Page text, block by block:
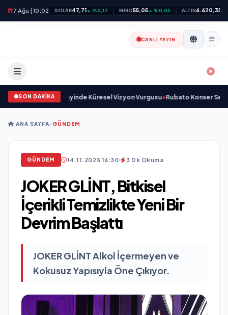
7 Ağu | 10:02 DOLAR47,71▲ %0,17 EURO55,05▲ %0,05 ALTIN6.620,35
CANLI YAYIN
SON DAKİKA
Sanayinde Küresel Vizyon Vurgusu•Rubato Konser Serisi
ANA SAYFA/GÜNDEM
GÜNDEM 14.11.2025 16:30 3 Dk Okuma
JOKER GLİNT, Bitkisel
İçerikli Temizlikte Yeni Bir
Devrim Başlattı
JOKER GLİNT Alkol İçermeyen ve
Kokusuz Yapısıyla Öne Çıkıyor.